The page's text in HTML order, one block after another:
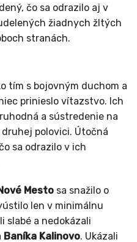
čo sa odrazilo aj v
žiadnych žltých
stranách.
tím s bojovným duchom a
prinieslo vítazstvo. Ich
a sústredenie na
polovici. Útočná
sa odrazilo v ich
Mesto sa snažilo o
len v minimálnu
slabé a nedokázali
Baníka Kalinovo. Ukázali